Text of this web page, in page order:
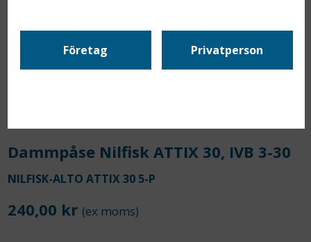
Dammpåse Nilfisk ATTIX 30, IVB 3-30
NILFISK-ALTO ATTIX 30 5-P
240,00 kr (ex moms)
Företag Privatperson